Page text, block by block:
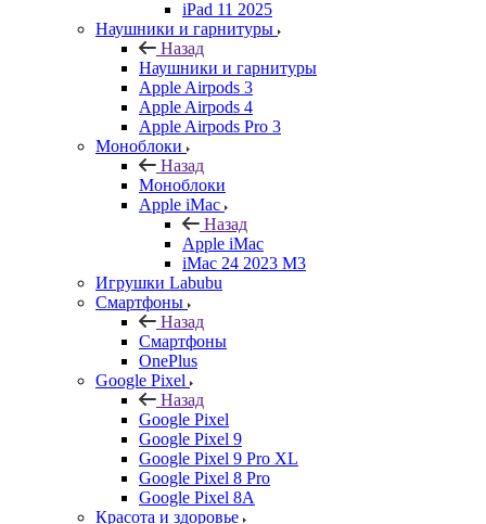
iPad 11 2025
Наушники и гарнитуры
Назад
Наушники и гарнитуры
Apple Airpods 3
Apple Airpods 4
Apple Airpods Pro 3
Моноблоки
Назад
Моноблоки
Apple iMac
Назад
Apple iMac
iMac 24 2023 M3
Игрушки Labubu
Смартфоны
Назад
Смартфоны
OnePlus
Google Pixel
Назад
Google Pixel
Google Pixel 9
Google Pixel 9 Pro XL
Google Pixel 8 Pro
Google Pixel 8A
Красота и здоровье